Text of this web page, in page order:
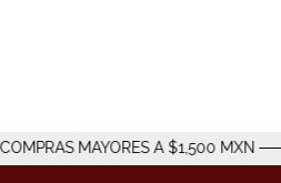
A $1,500 MXN ─── ⋆⋅☆⋅⋆ ───